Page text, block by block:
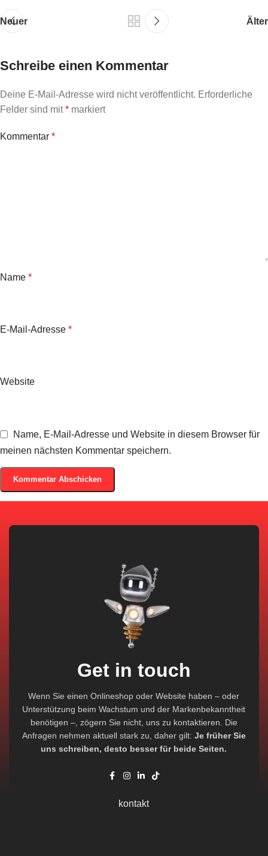
Neuer Älter
Schreibe einen Kommentar
Deine E-Mail-Adresse wird nicht veröffentlicht. Erforderliche
Felder sind mit* markiert
Kommentar *
Name *
E-Mail-Adresse *
Website
Name, E-Mail-Adresse und Website in diesem Browser für
meinen nächsten Kommentar speichern.
Get in touch
Wenn Sie einen Onlineshop oder Website haben – oder
Unterstützung beim Wachstum und der Markenbekanntheit
benötigen –, zögern Sie nicht, uns zu kontaktieren. Die
Anfragen nehmen aktuell stark zu, daher gilt: Je früher Sie
uns schreiben, desto besser für beide Seiten.
kontakt